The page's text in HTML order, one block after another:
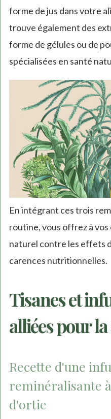
forme de jus dans votre
trouve également des
forme de gélules ou de
spécialisées en santé
En intégrant ces trois
routine, vous offrez à
naturel contre les effets
carences nutritionnelles.
Tisanes et
alliées pour
Recette d'une
reminéralisante
d'ortie